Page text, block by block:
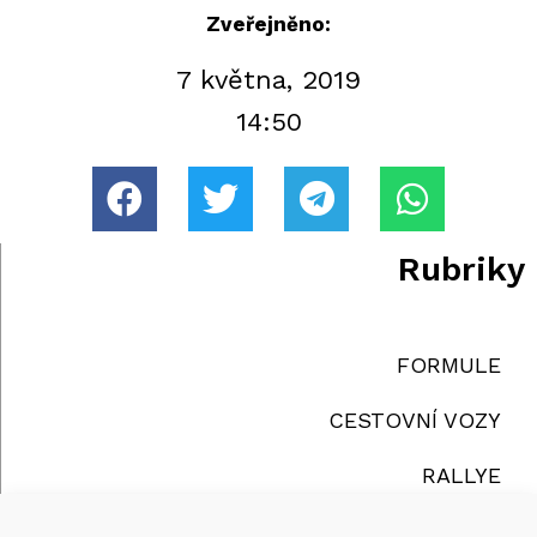
Zveřejněno:
7 května, 2019
14:50
Rubriky
FORMULE
CESTOVNÍ VOZY
RALLYE